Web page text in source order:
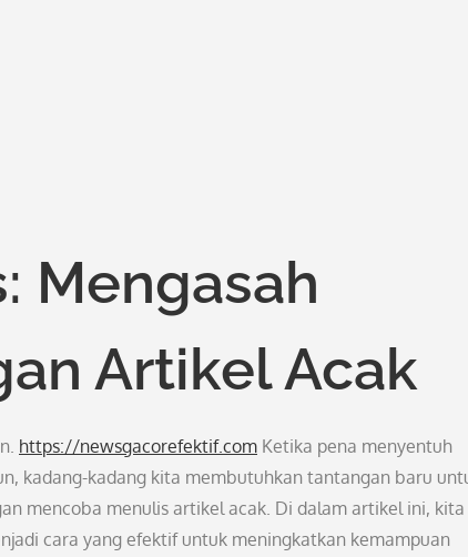
Mengasah
Artikel Acak
https://newsgacorefektif.com Ketika pena menyentuh
kadang-kadang kita membutuhkan tantangan baru
mencoba menulis artikel acak. Di dalam artikel ini,
cara yang efektif untuk meningkatkan kemampuan